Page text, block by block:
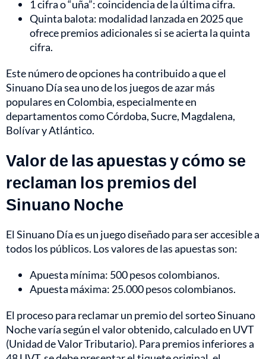
1 cifra o “uña”: coincidencia de la última cifra.
Quinta balota: modalidad lanzada en 2025 que
ofrece premios adicionales si se acierta la quinta
cifra.
Este número de opciones ha contribuido a que el
Sinuano Día sea uno de los juegos de azar más
populares en Colombia, especialmente en
departamentos como Córdoba, Sucre, Magdalena,
Bolívar y Atlántico.
Valor de las apuestas y cómo se
reclaman los premios del
Sinuano Noche
El Sinuano Día es un juego diseñado para ser accesible a
todos los públicos. Los valores de las apuestas son:
Apuesta mínima: 500 pesos colombianos.
Apuesta máxima: 25.000 pesos colombianos.
El proceso para reclamar un premio del sorteo Sinuano
Noche varía según el valor obtenido, calculado en UVT
(Unidad de Valor Tributario). Para premios inferiores a